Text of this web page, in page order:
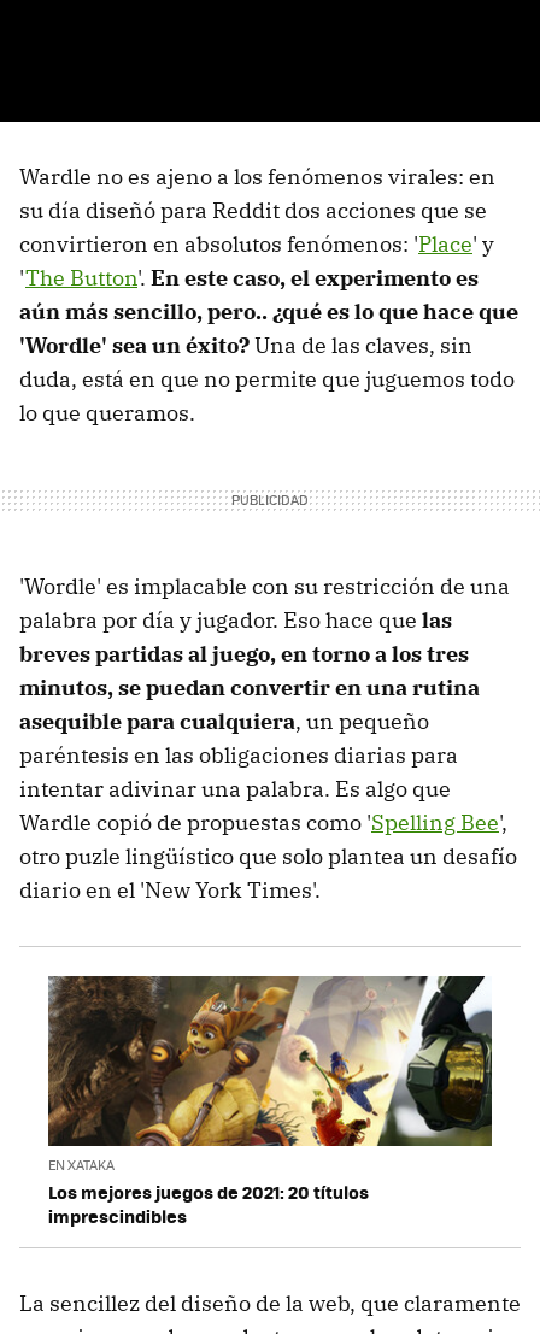
Wardle no es ajeno a los fenómenos virales: en
su día diseñó para Reddit dos acciones que se
convirtieron en absolutos fenómenos: 'Place' y
'The Button'. En este caso, el experimento es
aún más sencillo, pero.. ¿qué es lo que hace que
'Wordle' sea un éxito?Una de las claves, sin
duda, está en que no permite que juguemos todo
lo que queramos.
'Wordle' es implacable con su restricción de una
palabra por día y jugador. Eso hace que las
breves partidas al juego, en torno a los tres
minutos, se puedan convertir en una rutina
asequible para cualquiera, un pequeño
paréntesis en las obligaciones diarias para
intentar adivinar una palabra. Es algo que
Wardle copió de propuestas como 'Spelling Bee',
otro puzle lingüístico que solo plantea un desafío
diario en el 'New York Times'.
EN XATAKA
Los mejores juegos de 2021: 20 títulos
imprescindibles
La sencillez del diseño de la web, que claramente